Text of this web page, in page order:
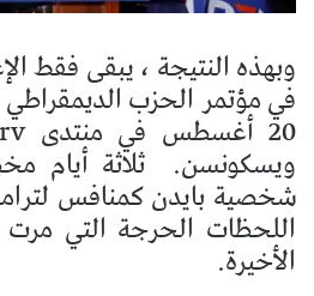
وبهذه النتيجة ، يبقى فقط
ويسكونسن. ثلاثة أيام
شخصية بايدن كمنافس
اللحظات الحرجة التي مرت
الأخيرة.